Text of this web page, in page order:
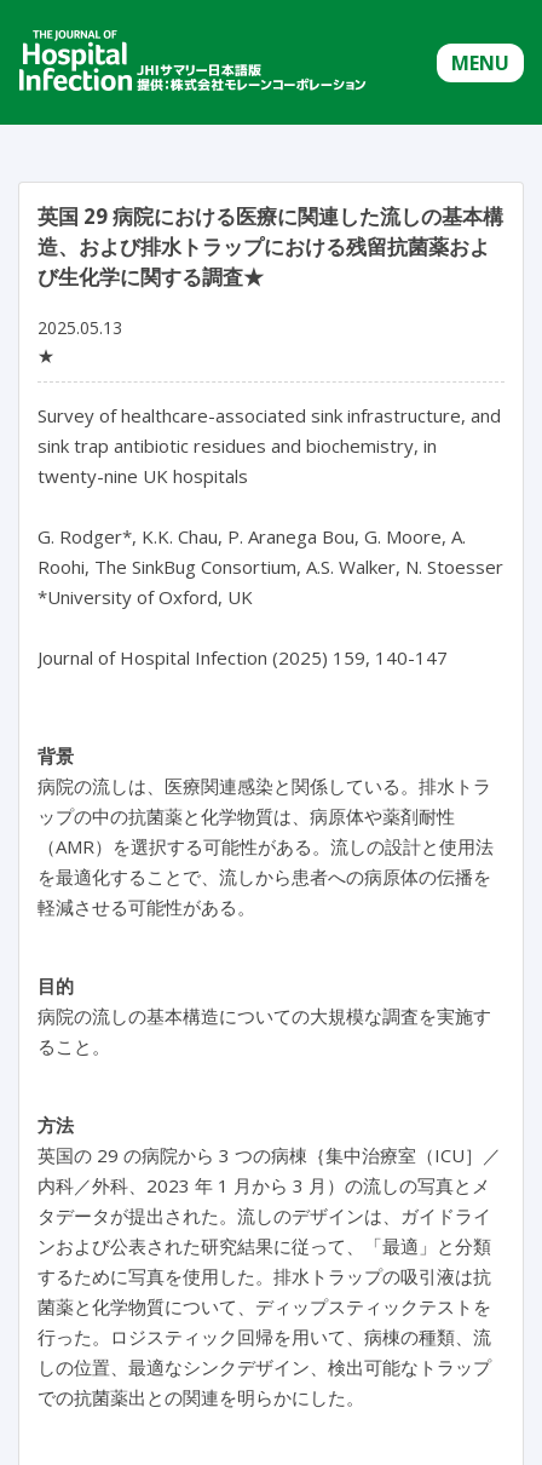
MENU
英国 29 病院における医療に関連した流しの基本構
造、および排水トラップにおける残留抗菌薬およ
び生化学に関する調査★
2025.05.13
★
Survey of healthcare-associated sink infrastructure, and
sink trap antibiotic residues and biochemistry, in
twenty-nine UK hospitals
G. Rodger*, K.K. Chau, P. Aranega Bou, G. Moore, A.
Roohi, The SinkBug Consortium, A.S. Walker, N. Stoesser
*University of Oxford, UK
背景
病院の流しは、医療関連感染と関係している。排水トラ
ップの中の抗菌薬と化学物質は、病原体や薬剤耐性
（AMR）を選択する可能性がある。流しの設計と使用法
を最適化することで、流しから患者への病原体の伝播を
軽減させる可能性がある。
目的
病院の流しの基本構造についての大規模な調査を実施す
ること。
方法
英国の 29 の病院から 3 つの病棟｛集中治療室（ICU］／
内科／外科、2023 年 1 月から 3 月）の流しの写真とメ
タデータが提出された。流しのデザインは、ガイドライ
ンおよび公表された研究結果に従って、「最適」と分類
するために写真を使用した。排水トラップの吸引液は抗
菌薬と化学物質について、ディップスティックテストを
行った。ロジスティック回帰を用いて、病棟の種類、流
しの位置、最適なシンクデザイン、検出可能なトラップ
での抗菌薬出との関連を明らかにした。